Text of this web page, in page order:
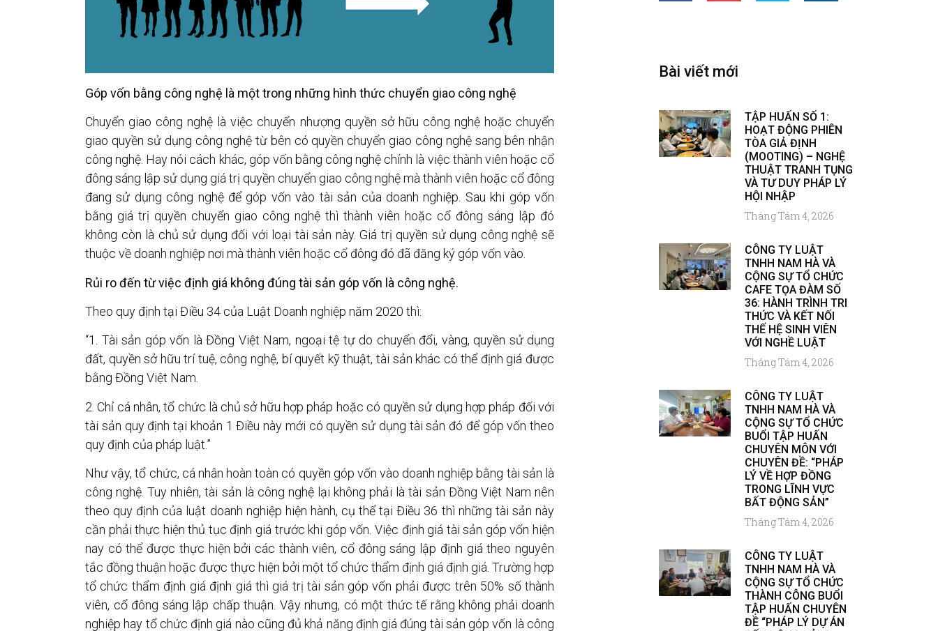
Góp vốn bằng công nghệ là một trong những hình thức chuyển giao công nghệ
Chuyển giao công nghệ là việc chuyển nhượng quyền sở hữu công nghệ hoặc chuyển
giao quyền sử dụng công nghệ từ bên có quyền chuyển giao công nghệ sang bên nhận
công nghệ. Hay nói cách khác, góp vốn bằng công nghệ chính là việc thành viên hoặc cổ
đông sáng lập sử dụng giá trị quyền chuyển giao công nghệ mà thành viên hoặc cổ đông
đang sử dụng công nghệ để góp vốn vào tài sản của doanh nghiệp. Sau khi góp vốn
bằng giá trị quyền chuyển giao công nghệ thì thành viên hoặc cổ đông sáng lập đó
không còn là chủ sử dụng đối với loại tài sản này. Giá trị quyền sử dụng công nghệ sẽ
thuộc về doanh nghiệp nơi mà thành viên hoặc cổ đông đó đã đăng ký góp vốn vào.
Rủi ro đến từ việc định giá không đúng tài sản góp vốn là công nghệ.
Theo quy định tại Điều 34 của Luật Doanh nghiệp năm 2020 thì:
“1. Tài sản góp vốn là Đồng Việt Nam, ngoại tệ tự do chuyển đổi, vàng, quyền sử dụng
đất, quyền sở hữu trí tuệ, công nghệ, bí quyết kỹ thuật, tài sản khác có thể định giá được
bằng Đồng Việt Nam.
2. Chỉ cá nhân, tổ chức là chủ sở hữu hợp pháp hoặc có quyền sử dụng hợp pháp đối với
tài sản quy định tại khoản 1 Điều này mới có quyền sử dụng tài sản đó để góp vốn theo
quy định của pháp luật.”
Như vậy, tổ chức, cá nhân hoàn toàn có quyền góp vốn vào doanh nghiệp bằng tài sản là
công nghệ. Tuy nhiên, tài sản là công nghệ lại không phải là tài sản Đồng Việt Nam nên
theo quy định của luật doanh nghiệp hiện hành, cụ thể tại Điều 36 thì những tài sản này
cần phải thực hiện thủ tục định giá trước khi góp vốn. Việc định giá tài sản góp vốn hiện
nay có thể được thực hiện bởi các thành viên, cổ đông sáng lập định giá theo nguyên
tắc đồng thuận hoặc được thực hiện bởi một tổ chức thẩm định giá định giá. Trường hợp
tổ chức thẩm định giá định giá thì giá trị tài sản góp vốn phải được trên 50% số thành
viên, cổ đông sáng lập chấp thuận. Vậy nhưng, có một thức tế rằng không phải doanh
nghiệp hay tổ chức định giá nào cũng đủ khả năng định giá đúng tài sản góp vốn là công
Bài viết mới
TẬP HUẤN SỐ 1:
HOẠT ĐỘNG PHIÊN
TÒA GIẢ ĐỊNH
(MOOTING) – NGHỆ
THUẬT TRANH TỤNG
VÀ TƯ DUY PHÁP LÝ
HỘI NHẬP
Tháng Tám 4, 2026
CÔNG TY LUẬT
TNHH NAM HÀ VÀ
CỘNG SỰ TỔ CHỨC
CAFE TỌA ĐÀM SỐ
36: HÀNH TRÌNH TRI
THỨC VÀ KẾT NỐI
THẾ HỆ SINH VIÊN
VỚI NGHỀ LUẬT
Tháng Tám 4, 2026
CÔNG TY LUẬT
TNHH NAM HÀ VÀ
CỘNG SỰ TỔ CHỨC
BUỔI TẬP HUẤN
CHUYÊN MÔN VỚI
CHUYÊN ĐỀ: “PHÁP
LÝ VỀ HỢP ĐỒNG
TRONG LĨNH VỰC
BẤT ĐỘNG SẢN”
Tháng Tám 4, 2026
CÔNG TY LUẬT
TNHH NAM HÀ VÀ
CỘNG SỰ TỔ CHỨC
THÀNH CÔNG BUỔI
TẬP HUẤN CHUYÊN
ĐỀ “PHÁP LÝ DỰ ÁN